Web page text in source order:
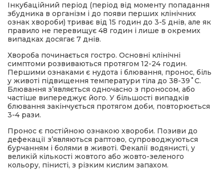
Інкубаційний період (період від моменту попадання
збудника в організм і до появи перших клінічних
ознак хвороби) триває від 15 годин до 3-5 днів, але як
правило не перевищує 48 годин і лише в окремих
випадках досягає 7 днів.
Хвороба починається гостро. Основні клінічні
симптоми розвиваються протягом 12-24 годин.
Першими ознаками є нудота і блювання, пронос, біль
у животі підвищення температури тіла до 38-39˚С.
Блювання з’являється одночасно з проносом, або
частіше випереджує його. У більшості випадків
блювання закінчується протягом доби, повторюється
3-4 рази.
Пронос є постійною ознакою хвороби. Позиви до
дефекації з’являються раптово, супроводжуються
бурчанням і болями в животі. Фекалії водянисті, у
великій кількості жовтого або жовто-зеленого
кольору, пінисті, з різким кислим запахом.